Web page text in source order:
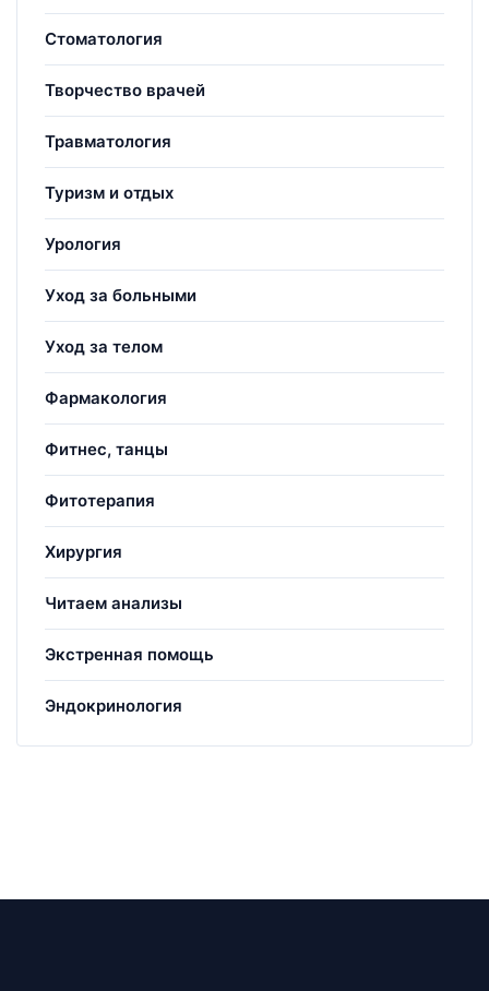
Стоматология
Творчество врачей
Травматология
Туризм и отдых
Урология
Уход за больными
Уход за телом
Фармакология
Фитнес, танцы
Фитотерапия
Хирургия
Читаем анализы
Экстренная помощь
Эндокринология